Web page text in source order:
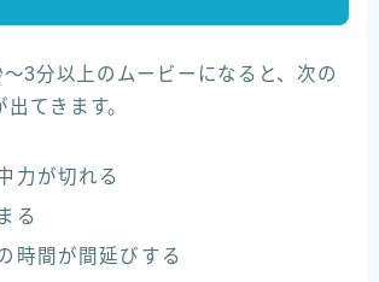
3分以上のムービーになると、次の
てきます。
力が切れる
る
時間が間延びする